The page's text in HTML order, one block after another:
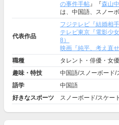
の事件手帖』『森山
は、中国語、スノー
代表作品
フジテレビ『結婚相
テレビ東京『電影少
8）
映画『純平、考え直
職種
タレント・俳優・女優
趣味・特技
中国語/スノーボード/
語学
中国語
好きなスポーツ
スノーボード/スケー